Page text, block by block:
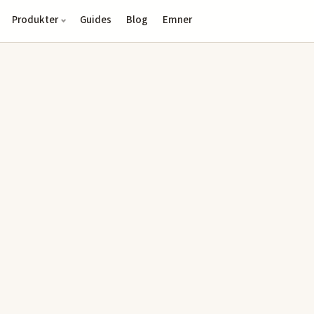
Produkter Guides Blog Emner